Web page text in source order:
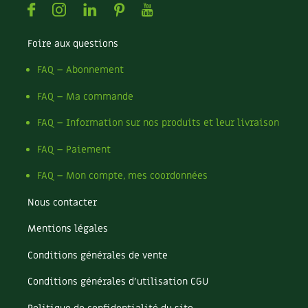
Recettes végétariennes et vegan
Habitat écologique
Matériaux écologiques
Énergie
Gestion de l’eau
Santé et bien-être
Appels à témoignage
Bonnes adresses
Liste des pépiniéristes
FacebookInstagramLinkedin
PinterestYoutube
Foire aux questions
FAQ – Abonnement
FAQ – Ma commande
FAQ – Information sur nos produits et leur livraison
FAQ – Paiement
FAQ – Mon compte, mes coordonnées
Nous contacter
Mentions légales
Conditions générales de vente
Conditions générales d’utilisation CGU